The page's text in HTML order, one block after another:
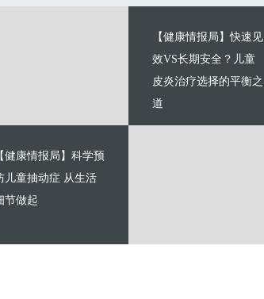
【健康情报局】快速见
效VS长期安全？儿童
皮炎治疗选择的平衡之
道
【健康情报局】科学预
儿童抽动症 从生活
节做起